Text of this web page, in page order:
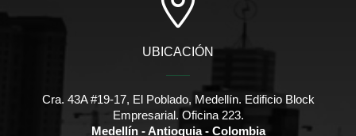
UBICACIÓN
Cra. 43A #19-17, El Poblado, Medellín. Edificio Block
Empresarial. Oficina 223.
Medellín - Antioquia - Colombia